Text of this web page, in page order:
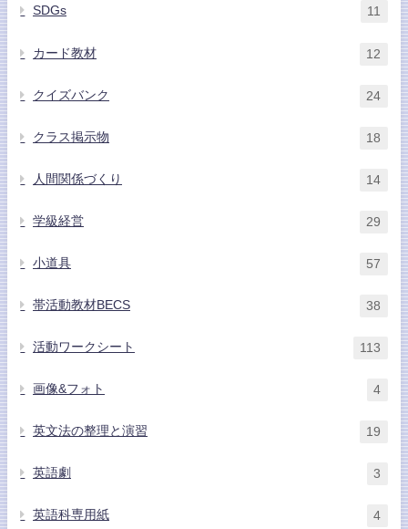
SDGs 11
カード教材 12
クイズバンク 24
クラス掲示物 18
人間関係づくり 14
学級経営 29
小道具 57
帯活動教材BECS 38
活動ワークシート 113
画像&フォト 4
英文法の整理と演習 19
英語劇 3
英語科専用紙 4